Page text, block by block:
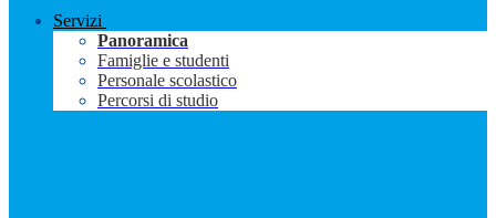
Servizi
Panoramica
Famiglie e studenti
Personale scolastico
Percorsi di studio